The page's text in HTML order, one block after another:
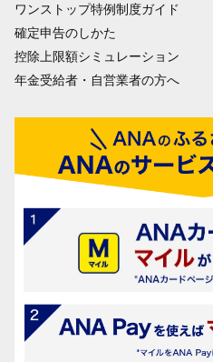
ワンストップ特例制度ガイド
確定申告のしかた
控除上限額シミュレーション
年金受給者・自営業者の方へ